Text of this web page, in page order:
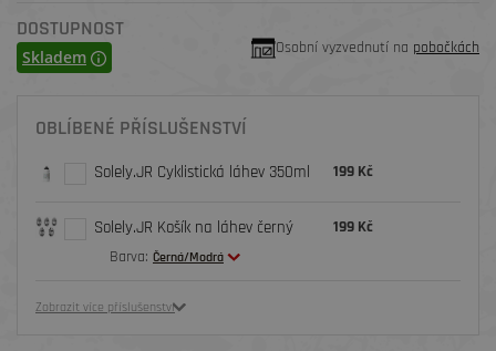
DOSTUPNOST
Skladem Osobní vyzvednutí na pobočkách
OBLÍBENÉ PŘÍSLUŠENSTVÍ
Solely.JR Cyklistická láhev 350ml 199 Kč
Solely.JR Košík na láhev černý
Barva: Černá/Modrá
199 Kč
Zobrazit více příslušenství